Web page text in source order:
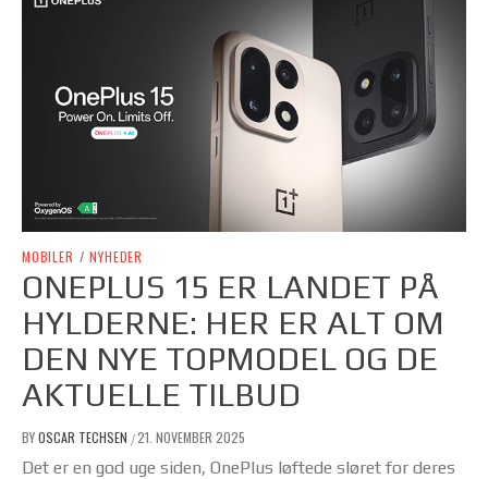
MOBILER / NYHEDER
ONEPLUS 15 ER LANDET PÅ
HYLDERNE: HER ER ALT OM
DEN NYE TOPMODEL OG DE
AKTUELLE TILBUD
BYOSCAR TECHSEN /21. NOVEMBER 2025
Det er en god uge siden, OnePlus løftede sløret for deres